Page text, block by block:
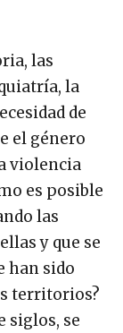
las
la
de
el género
violencia
es posible
las
y que se
han sido
territorios?
siglos, se